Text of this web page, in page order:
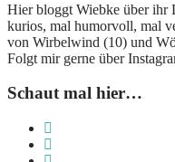
Hier bloggt Wiebke über ihr
kurios, mal humorvoll, mal
von Wirbelwind (10) und
Folgt mir gerne über
Schaut mal hier…